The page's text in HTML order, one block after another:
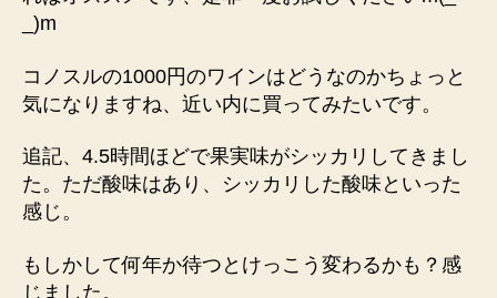
_)m
コノスルの1000円のワインはどうなのかちょっと
気になりますね、近い内に買ってみたいです。
追記、4.5時間ほどで果実味がシッカリしてきまし
た。ただ酸味はあり、シッカリした酸味といった
感じ。
もしかして何年か待つとけっこう変わるかも？感
じました。